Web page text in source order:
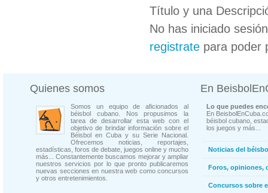
Título y una
No has iniciado
registrate para poder
Quienes somos
Somos un equipo de aficionados al
béisbol cubano. Nos propusimos la
tarea de desarrollar esta web con el
objetivo de brindar información sobre el
Béisbol en Cuba y su Serie Nacional.
Ofrecemos noticias, reportajes,
estadísticas, foros de debate, juegos online y mucho
más... Constantemente buscamos mejorar y ampliar
nuestros servicios por lo que pronto publicaremos
nuevas secciones en nuestra web como concursos
y otros entretenimientos.
En
Lo que puedes
En
béisbol cubano,
los juegos y más...
Noticias del
Foros, opiniones,
Concursos sobre